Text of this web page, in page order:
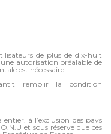
de plus de dix-huit
une autorisation préalable de
est nécessaire.
remplir la condition
à l’exclusion des pays
et sous réserve que ces